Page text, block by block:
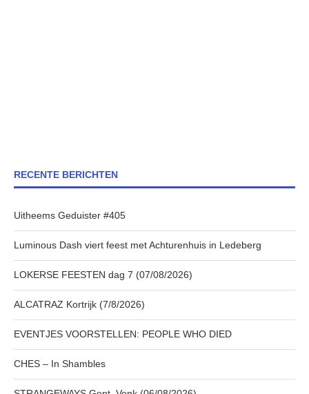
RECENTE BERICHTEN
Uitheems Geduister #405
Luminous Dash viert feest met Achturenhuis in Ledeberg
LOKERSE FEESTEN dag 7 (07/08/2026)
ALCATRAZ Kortrijk (7/8/2026)
EVENTJES VOORSTELLEN: PEOPLE WHO DIED
CHES – In Shambles